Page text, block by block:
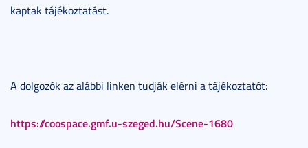
kaptak tájékoztatást.
A dolgozók az alábbi linken tudják elérni a tájékoztatót:
https://coospace.gmf.u-szeged.hu/Scene-1680